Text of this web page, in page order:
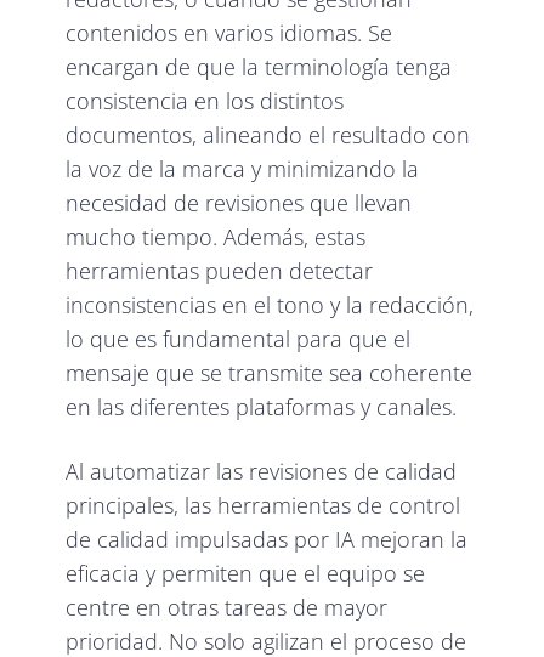
contenidos en varios idiomas. Se
encargan de que la terminología tenga
consistencia en los distintos
documentos, alineando el resultado con
la voz de la marca y minimizando la
necesidad de revisiones que llevan
mucho tiempo. Además, estas
herramientas pueden detectar
inconsistencias en el tono y la redacción,
lo que es fundamental para que el
mensaje que se transmite sea coherente
en las diferentes plataformas y canales.
Al automatizar las revisiones de calidad
principales, las herramientas de control
de calidad impulsadas por IA mejoran la
eficacia y permiten que el equipo se
centre en otras tareas de mayor
prioridad. No solo agilizan el proceso de